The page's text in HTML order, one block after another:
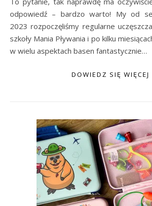
odpowiedź – bardzo warto! My od
2023 rozpoczęliśmy regularne
szkoły Mania Pływania i po kilku
w wielu aspektach basen fantastycznie…
DOWIEDZ SIĘ WIĘCEJ